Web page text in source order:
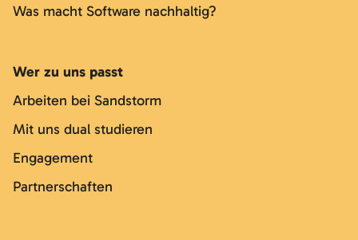
Was macht Software nachhaltig?
Wer zu uns passt
Arbeiten bei Sandstorm
Mit uns dual studieren
Engagement
Partnerschaften